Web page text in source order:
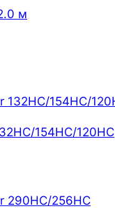
м
154HC/120HC